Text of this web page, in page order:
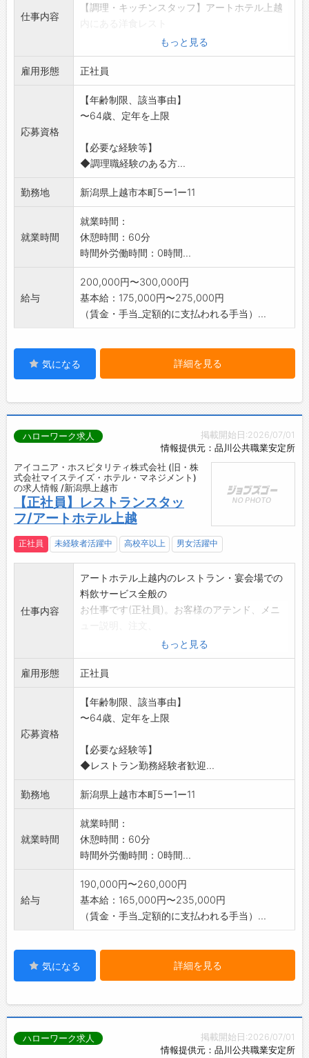
仕事内容
【調理・キッチンスタッフ】アートホテル上越
ラン・宴会・婚礼などでの洋食調理全般のお仕
事です(正社員)。
スキルや経験に応じて、仕込みから盛り付けま
での様々な調理業務
、メニュー開発、原価管理、売上管理、アルバ
イトスタッフの指導
変更の範囲:なし
もっと見る
雇用形態 正社員
応募資格
【年齢制限、該当事由】
〜64歳、定年を上限
【必要な経験等】
◆調理職経験のある方...
勤務地 新潟県上越市本町5ー1ー11
就業時間
就業時間：
休憩時間：60分
時間外労働時間：0時間...
給与
200,000円〜300,000円
基本給：175,000円〜275,000円
（賃金・手当_定額的に支払われる手当）...
気になる 詳細を見る
掲載開始日:2026/07/01
情報提供元：品川公共職業安定所
ハローワーク求人
アイコニア・ホスピタリティ株式会社 (旧・株
式会社マイステイズ・ホテル・マネジメント)
の求人情報 /新潟県上越市
【正社員】レストランスタッ
フ/アートホテル上越
正社員 未経験者活躍中 高校卒以上 男女活躍中
仕事内容
アートホテル上越内のレストラン・宴会場での
料飲サービス全般の
お仕事です(正社員)。お客様のアテンド、メニ
料理や飲み物のご提供ほか、予約対応やセッテ
ィング、片付けなど
もお願いします。全体を把握し、お客様とコミ
ュニケーションを取
りながら、心のこもったサービスをお願いしま
す。
もっと見る
雇用形態 正社員
応募資格
【年齢制限、該当事由】
〜64歳、定年を上限
【必要な経験等】
◆レストラン勤務経験者歓迎...
勤務地 新潟県上越市本町5ー1ー11
就業時間
就業時間：
休憩時間：60分
時間外労働時間：0時間...
給与
190,000円〜260,000円
基本給：165,000円〜235,000円
（賃金・手当_定額的に支払われる手当）...
気になる 詳細を見る
掲載開始日:2026/07/01
情報提供元：品川公共職業安定所
ハローワーク求人